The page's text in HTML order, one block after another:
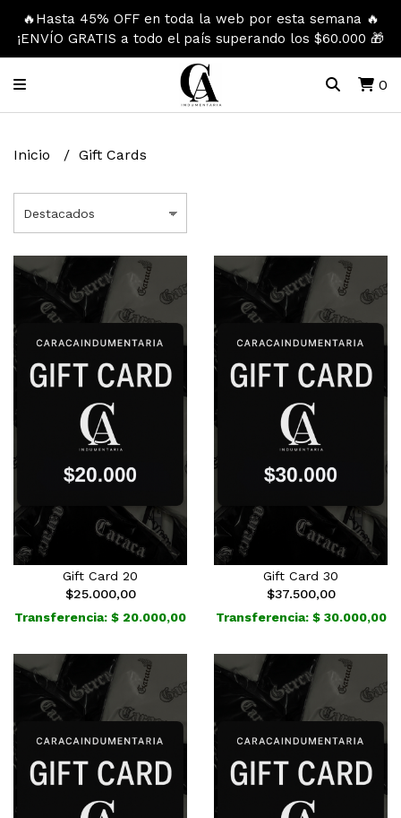
🔥Hasta 45% OFF en toda la web por esta semana 🔥
¡ENVÍO GRATIS a todo el país superando los $60.000 🎁
0
Inicio Gift Cards
Gift Card 20
$25.000,00
Transferencia: $ 20.000,00
Gift Card 30
$37.500,00
Transferencia: $ 30.000,00